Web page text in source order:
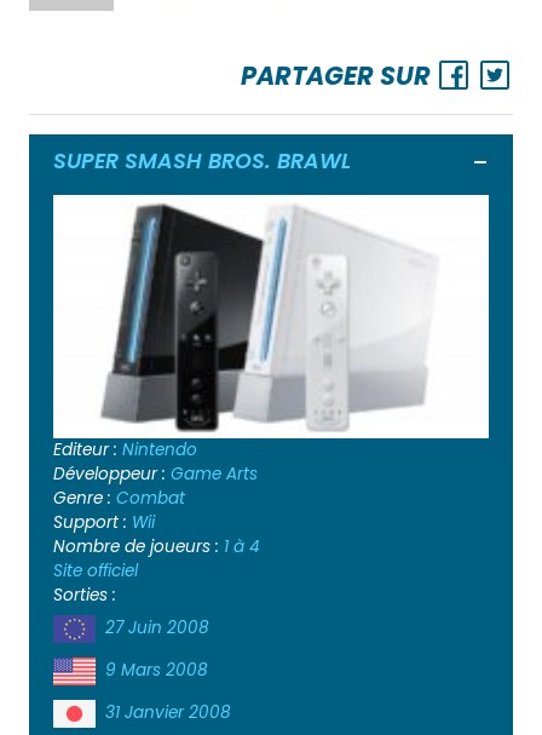
PARTAGER SUR
SUPER SMASH BROS. BRAWL
Editeur : Nintendo
Développeur : Game Arts
Genre : Combat
Support : Wii
Nombre de joueurs : 1 à 4
Site officiel
Sorties :
27 Juin 2008
9 Mars 2008
31 Janvier 2008